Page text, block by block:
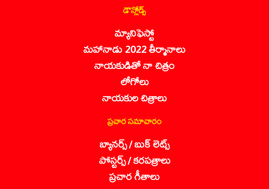
డౌన్లోడ్స్
మ్యానిఫెస్టో
మహానాడు 2022 తీర్మానాలు
నాయకుడితో నా చిత్రం
లోగోలు
నాయకుల చిత్రాలు
ప్రచార సమాచారం
బ్యానర్స్ / బుక్ లెట్స్
పోస్టర్స్ / కరపత్రాలు
ప్రచార గీతాలు